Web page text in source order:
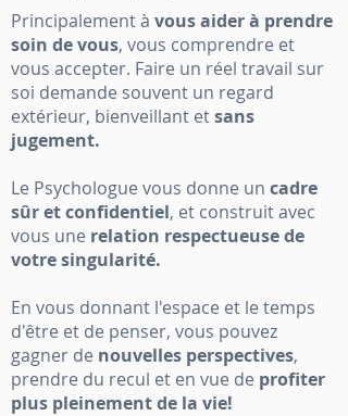
Principalement à vous aider à prendre
soin de vous, vous comprendre et
vous accepter. Faire un réel travail sur
soi demande souvent un regard
extérieur, bienveillant etsans
jugement.
Le Psychologue vous donne un cadre
sûr et confidentiel, et construit avec
vous une relation respectueuse de
votre singularité.
En vous donnant l'espace et le temps
d'être et de penser, vous pouvez
gagner de nouvelles perspectives,
prendre du recul et en vue de profiter
plus pleinement de la vie!